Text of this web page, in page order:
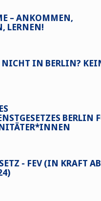
– ANKOMMEN,
LERNEN!
IN BERLIN?
BERLIN
- FEV (IN KRAFT AB